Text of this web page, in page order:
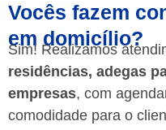
Vocês fazem
em domicílio?
Sim! Realizamos
residências, adegas
empresas, com
comodidade para o